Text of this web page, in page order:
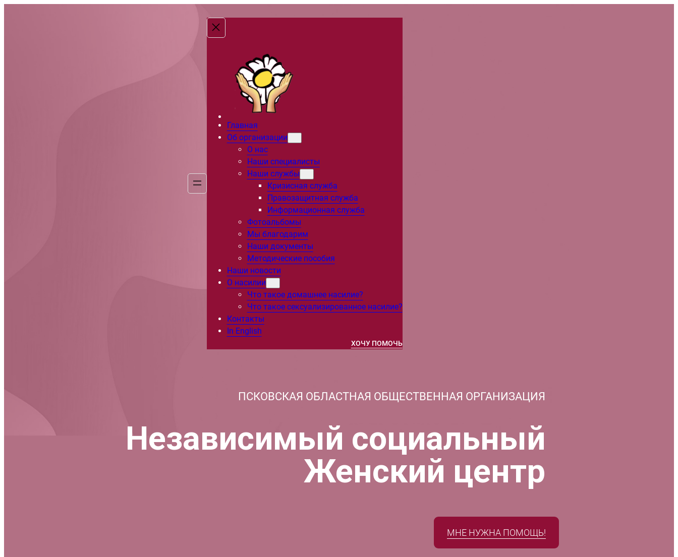
Главная
Об организации
О нас
Наши специалисты
Наши службы
Кризисная служба
Правозащитная служба
Информационная служба
Фотоальбомы
Мы благодарим
Наши документы
Методические пособия
Наши новости
О насилии
Что такое домашнее насилие?
Что такое сексуализированное насилие?
Контакты
In English
ХОЧУ ПОМОЧЬ
ПСКОВСКАЯ ОБЛАСТНАЯ ОБЩЕСТВЕННАЯ ОРГАНИЗАЦИЯ
Независимый социальный
Женский центр
МНЕ НУЖНА ПОМОЩЬ!